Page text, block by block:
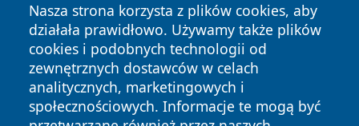
Nasza strona korzysta z plików cookies, aby
działała prawidłowo. Używamy także plików
cookies i podobnych technologii od
zewnętrznych dostawców w celach
analitycznych, marketingowych i
społecznościowych. Informacje te mogą być
Copyright © 2026 zywieconline.pl Wszystkie prawa
zastrzeżone.